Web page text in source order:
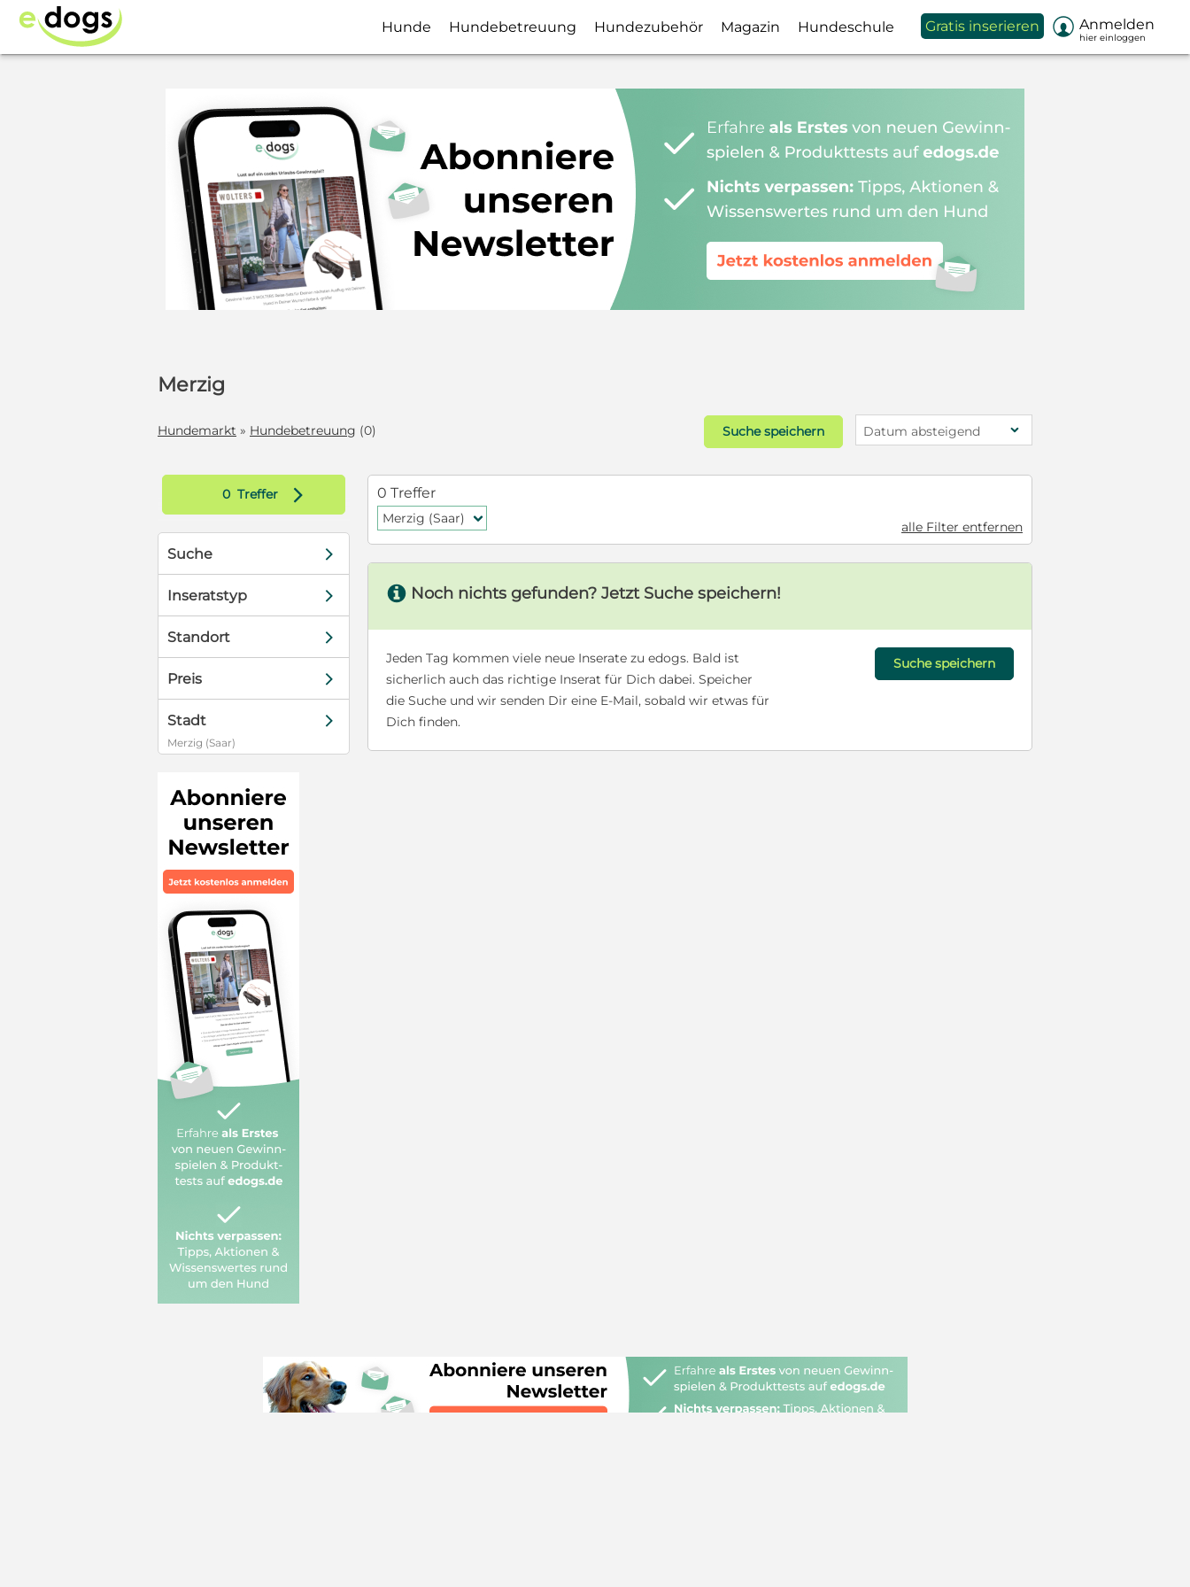
Hunde Hundebetreuung Hundezubehör Magazin Hundeschule Gratis inserieren  Anmelden
hier einloggen
Merzig
Hundemarkt » Hundebetreuung (0) Suche speichern Datum absteigend
0 Treffer d
Suche d
Inseratstyp d
Standort d
Preis d
Stadt d
Merzig (Saar)
0 Treffer
Merzig (Saar) f
alle Filter entfernen
s Noch nichts gefunden? Jetzt Suche speichern!
Jeden Tag kommen viele neue Inserate zu edogs. Bald ist
sicherlich auch das richtige Inserat für Dich dabei. Speicher
die Suche und wir senden Dir eine E-Mail, sobald wir etwas für
Dich finden.
Suche speichern